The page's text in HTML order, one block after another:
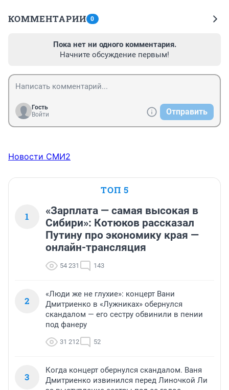
КОММЕНТАРИИ 0
Пока нет ни одного комментария.
Начните обсуждение первым!
Гость
Войти
Отправить
Новости СМИ2
ТОП 5
1
«Зарплата — самая высокая в
Сибири»: Котюков рассказал
Путину про экономику края —
онлайн-трансляция
54 231 143
2
«Люди же не глухие»: концерт Вани
Дмитриенко в «Лужниках» обернулся
скандалом — его сестру обвинили в пении
под фанеру
31 212 52
3
Когда концерт обернулся скандалом. Ваня
Дмитриенко извинился перед Линочкой Ли